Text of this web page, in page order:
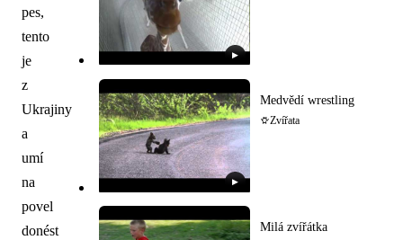
pes,
tento
je
z
Ukrajiny
a
umí
na
povel
donést
▶
▶
Medvědí wrestling
Zvířata
Milá zvířátka